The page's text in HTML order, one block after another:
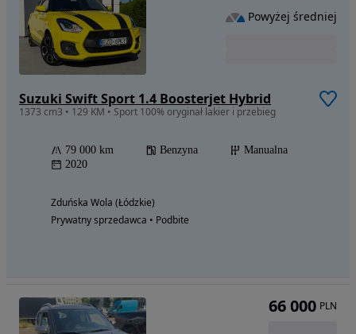
Suzuki Swift Sport 1.4 Boosterjet Hybrid
1373 cm3 • 129 KM • Sport 100% oryginał lakier i przebieg
79 000 km Benzyna
Manualna
2020
Zduńska Wola (Łódzkie)
Prywatny sprzedawca • Podbite
Powyżej średniej
66 000 PLN